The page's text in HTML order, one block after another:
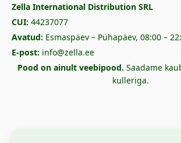
Zella International Distribution SRL
CUI: 44237077
Avatud: Esmaspäev – Pühapäev, 08:00 –
E-post: info@zella.ee
Pood on ainult veebipood. Saadame
kulleriga.